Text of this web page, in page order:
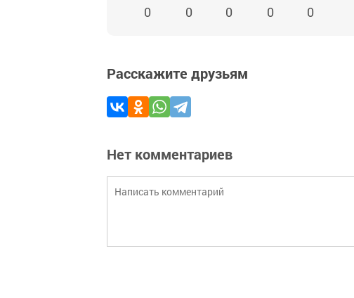
0 0 0 0 0
Расскажите друзьям
Нет комментариев